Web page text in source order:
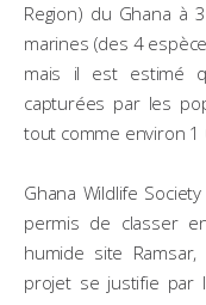
Region) du Ghana à
marines (des 4
mais il est estimé
capturées par les
tout comme environ
Ghana Wildlife
permis de classer
humide site Ramsar,
projet se justifie par